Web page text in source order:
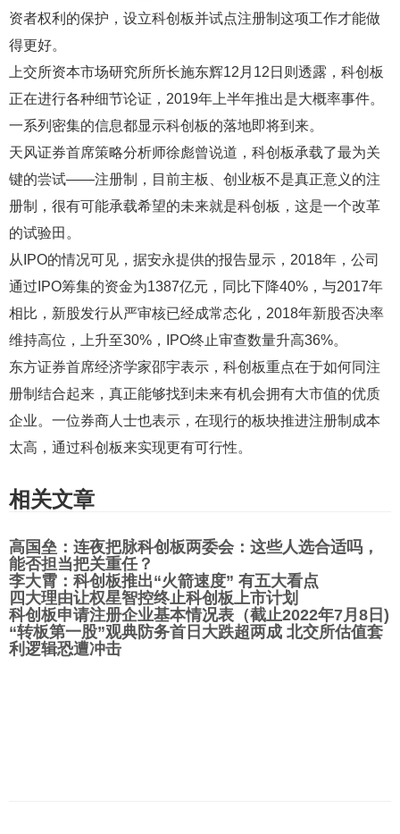
资者权利的保护，设立科创板并试点注册制这项工作才能做
得更好。
上交所资本市场研究所所长施东辉12月12日则透露，科创板
正在进行各种细节论证，2019年上半年推出是大概率事件。
一系列密集的信息都显示科创板的落地即将到来。
天风证券首席策略分析师徐彪曾说道，科创板承载了最为关
键的尝试——注册制，目前主板、创业板不是真正意义的注
册制，很有可能承载希望的未来就是科创板，这是一个改革
的试验田。
从IPO的情况可见，据安永提供的报告显示，2018年，公司
通过IPO筹集的资金为1387亿元，同比下降40%，与2017年
相比，新股发行从严审核已经成常态化，2018年新股否决率
维持高位，上升至30%，IPO终止审查数量升高36%。
东方证券首席经济学家邵宇表示，科创板重点在于如何同注
册制结合起来，真正能够找到未来有机会拥有大市值的优质
企业。一位券商人士也表示，在现行的板块推进注册制成本
太高，通过科创板来实现更有可行性。
相关文章
高国垒：连夜把脉科创板两委会：这些人选合适吗，
能否担当把关重任？
李大霄：科创板推出“火箭速度” 有五大看点
四大理由让权星智控终止科创板上市计划
科创板申请注册企业基本情况表（截止2022年7月8日)
“转板第一股”观典防务首日大跌超两成 北交所估值套
利逻辑恐遭冲击